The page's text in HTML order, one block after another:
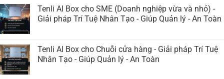
VĂN PHÒNG A&D
Giấy chứng nhận ĐKKD số: 0102641108 . Địa chỉ: Lô BT4-10 ,Khu
Đấu Giá Tứ Hiệp-Thanh Trì - Hà Nội Điện thoại: 0869913795- Email: